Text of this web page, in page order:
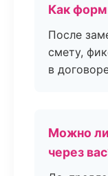
Как
После
смету,
в
Можно
через